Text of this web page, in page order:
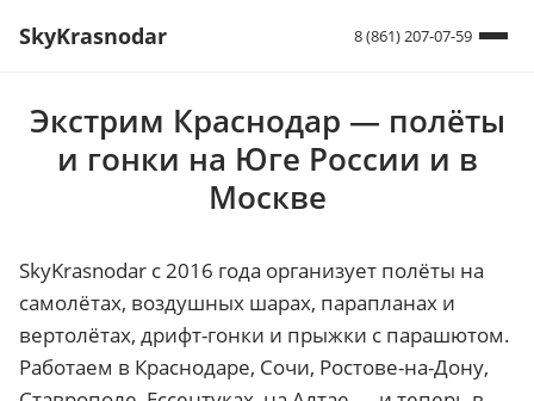
SkyKrasnodar 8 (861) 207-07-59
Экстрим Краснодар — полёты
и гонки на Юге России и в
Москве
SkyKrasnodar с 2016 года организует полёты на
самолётах, воздушных шарах, парапланах и
вертолётах, дрифт-гонки и прыжки с парашютом.
Работаем в Краснодаре, Сочи, Ростове-на-Дону,